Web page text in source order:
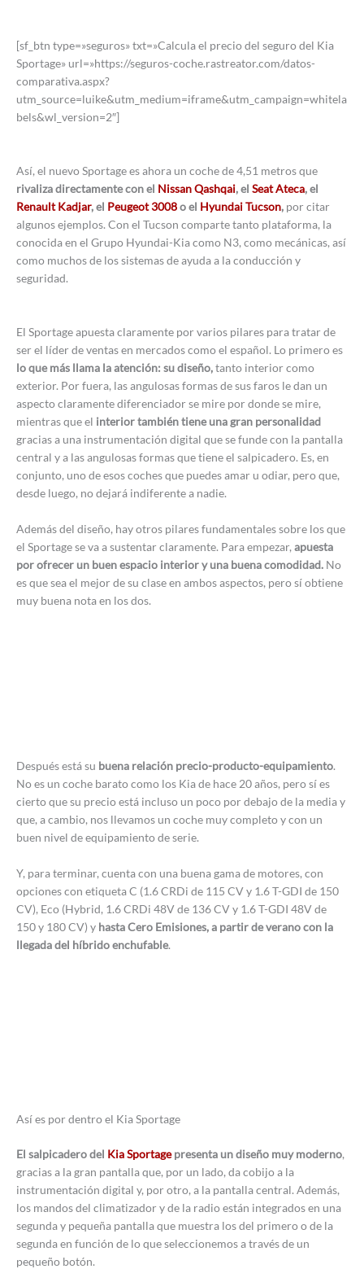
[sf_btn type=»seguros» txt=»Calcula el precio del seguro del Kia
Sportage» url=»https://seguros-coche.rastreator.com/datos-
comparativa.aspx?
utm_source=luike&utm_medium=iframe&utm_campaign=whitela
bels&wl_version=2″]
Así, el nuevo Sportage es ahora un coche de 4,51 metros que
rivaliza directamente con el Nissan Qashqai, el Seat Ateca, el
Renault Kadjar, el Peugeot 3008o el Hyundai Tucson, por citar
algunos ejemplos. Con el Tucson comparte tanto plataforma, la
conocida en el Grupo Hyundai-Kia como N3, como mecánicas, así
como muchos de los sistemas de ayuda a la conducción y
seguridad.
El Sportage apuesta claramente por varios pilares para tratar de
ser el líder de ventas en mercados como el español. Lo primero es
lo que más llama la atención: su diseño,tanto interior como
exterior. Por fuera, las angulosas formas de sus faros le dan un
aspecto claramente diferenciador se mire por donde se mire,
mientras que el interior también tiene una gran personalidad
gracias a una instrumentación digital que se funde con la pantalla
central y a las angulosas formas que tiene el salpicadero. Es, en
conjunto, uno de esos coches que puedes amar u odiar, pero que,
desde luego, no dejará indiferente a nadie.
Además del diseño, hay otros pilares fundamentales sobre los que
el Sportage se va a sustentar claramente. Para empezar, apuesta
por ofrecer un buen espacio interior y una buena comodidad. No
es que sea el mejor de su clase en ambos aspectos, pero sí obtiene
muy buena nota en los dos.
Después está su buena relación precio-producto-equipamiento.
No es un coche barato como los Kia de hace 20 años, pero sí es
cierto que su precio está incluso un poco por debajo de la media y
que, a cambio, nos llevamos un coche muy completo y con un
buen nivel de equipamiento de serie.
Y, para terminar, cuenta con una buena gama de motores, con
opciones con etiqueta C (1.6 CRDi de 115 CV y 1.6 T-GDI de 150
CV), Eco (Hybrid, 1.6 CRDi 48V de 136 CV y 1.6 T-GDI 48V de
150 y 180 CV) y hasta Cero Emisiones, a partir de verano con la
llegada del híbrido enchufable.
Así es por dentro el Kia Sportage
El salpicadero del Kia Sportagepresenta un diseño muy moderno,
gracias a la gran pantalla que, por un lado, da cobijo a la
instrumentación digital y, por otro, a la pantalla central. Además,
los mandos del climatizador y de la radio están integrados en una
segunda y pequeña pantalla que muestra los del primero o de la
segunda en función de lo que seleccionemos a través de un
pequeño botón.